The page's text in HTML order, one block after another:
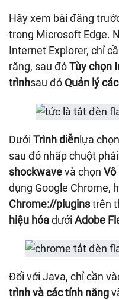
Hãy xem bài đăng
trong Microsoft Edge.
Internet Explorer, chỉ
răng, sau đóTùy chọn
trìnhsau đó Quản lý
Dưới Trình diễnlựa chọn
sau đó nhấp chuột
shockwavevà chọn Vô
dụng Google Chrome,
Chrome://pluginstrên
hiệu hóadưới Adobe
Đối với Java, chỉ cần
trình và các tính năng